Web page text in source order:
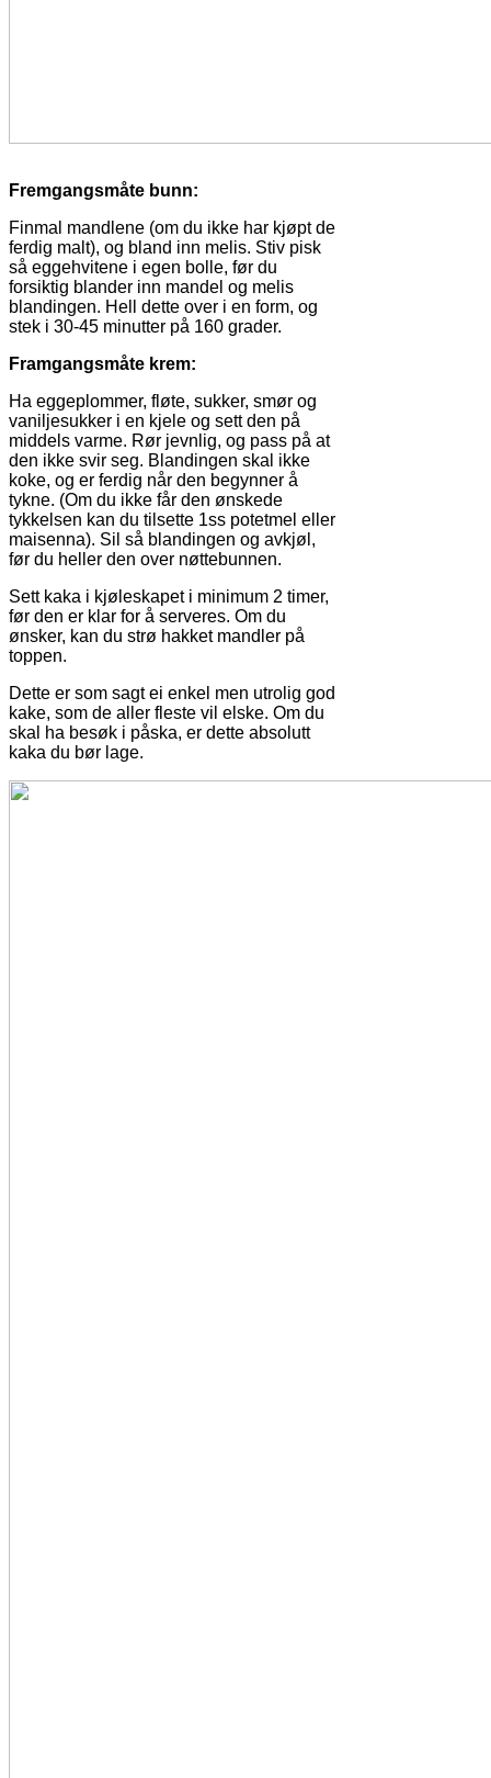
Fremgangsmåte bunn:
Finmal mandlene (om du ikke har kjøpt de
ferdig malt), og bland inn melis. Stiv pisk
så eggehvitene i egen bolle, før du
forsiktig blander inn mandel og melis
blandingen. Hell dette over i en form, og
stek i 30-45 minutter på 160 grader.
Framgangsmåte krem:
Ha eggeplommer, fløte, sukker, smør og
vaniljesukker i en kjele og sett den på
middels varme. Rør jevnlig, og pass på at
den ikke svir seg. Blandingen skal ikke
koke, og er ferdig når den begynner å
tykne. (Om du ikke får den ønskede
tykkelsen kan du tilsette 1ss potetmel eller
maisenna). Sil så blandingen og avkjøl,
før du heller den over nøttebunnen.
Sett kaka i kjøleskapet i minimum 2 timer,
før den er klar for å serveres. Om du
ønsker, kan du strø hakket mandler på
toppen.
Dette er som sagt ei enkel men utrolig god
kake, som de aller fleste vil elske. Om du
skal ha besøk i påska, er dette absolutt
kaka du bør lage.